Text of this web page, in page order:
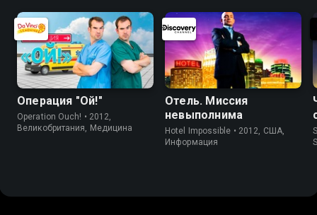
Операция "Ой!"
Operation Ouch! • 2012,
Великобритания, Медицина
Отель. Миссия
невыполнима
Hotel Impossible • 2012, США,
Информация